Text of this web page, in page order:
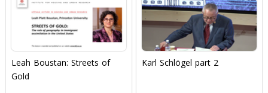
Leah Boustan: Streets of
Gold
Karl Schlögel part 2